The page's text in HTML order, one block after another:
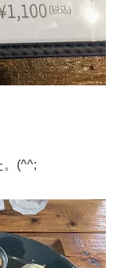
。(^^;